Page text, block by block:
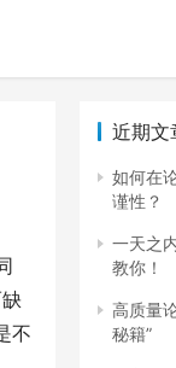
不
近期文
如何在
谨性？
一天之
教你！
高质量
秘籍”